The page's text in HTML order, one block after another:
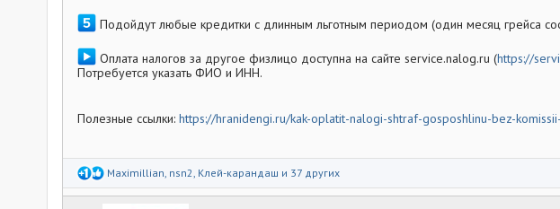
Подойдут любые кредитки с длинным льготным периодом (один месяц грейса
Оплата налогов за другое физлицо доступна на сайте service.nalog.ru (https://
Потребуется указать ФИО и ИНН.
Полезные ссылки: https://hranidengi.ru/kak-oplatit-nalogi-shtraf-gosposhlinu-bez-
Р
а
Maximillian nsn2 Клей-карандаш и 37 других